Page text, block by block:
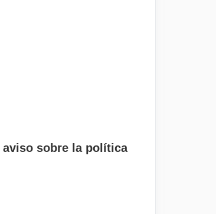
aviso sobre la política